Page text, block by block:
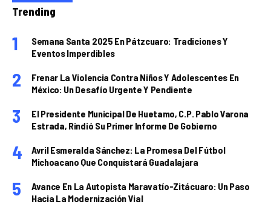
Trending
Semana Santa 2025 En Pátzcuaro: Tradiciones Y
Eventos Imperdibles
Frenar La Violencia Contra Niños Y Adolescentes En
México: Un Desafío Urgente Y Pendiente
El Presidente Municipal De Huetamo, C.P. Pablo Varona
Estrada, Rindió Su Primer Informe De Gobierno
Avril Esmeralda Sánchez: La Promesa Del Fútbol
Michoacano Que Conquistará Guadalajara
Avance En La Autopista Maravatío-Zitácuaro: Un Paso
Hacia La Modernización Vial